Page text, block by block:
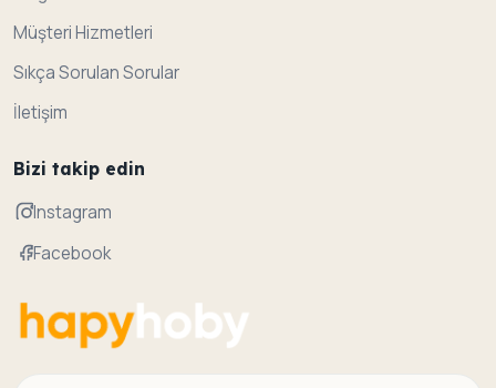
Müşteri Hizmetleri
Sıkça Sorulan Sorular
İletişim
Bizi takip edin
Instagram
Facebook